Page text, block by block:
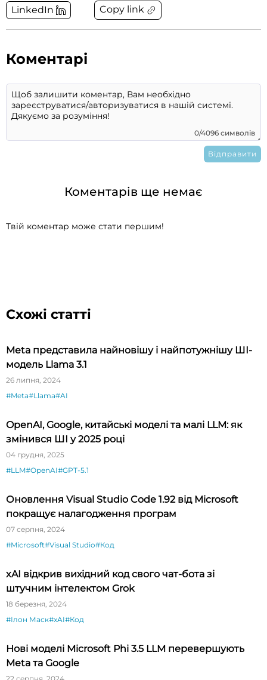
LinkedIn Copy link
Коментарі
0/4096 символів
Коментарів ще немає
Твій коментар може стати першим!
Схожі статті
Meta представила найновішу і найпотужнішу ШІ-
модель Llama 3.1
26 липня, 2024
#Meta#Llama#AI
OpenAI, Google, китайські моделі та малі LLM: як
змінився ШІ у 2025 році
04 грудня, 2025
#LLM#OpenAI#GPT-5.1
Оновлення Visual Studio Code 1.92 від Microsoft
покращує налагодження програм
07 серпня, 2024
#Microsoft#Visual Studio#Код
xAI відкрив вихідний код свого чат-бота зі
штучним інтелектом Grok
18 березня, 2024
#Ілон Маск#xAI#Код
Нові моделі Microsoft Phi 3.5 LLM перевершують
Meta та Google